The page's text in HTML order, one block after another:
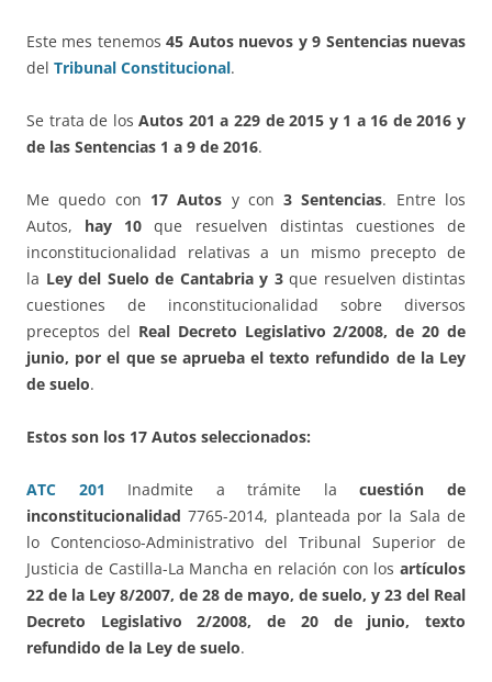
Este mes tenemos45 Autos nuevos y 9 Sentencias nuevas
del Tribunal Constitucional.
Se trata de losAutos 201 a 229 de 2015 y 1 a 16 de 2016 y
de las Sentencias 1 a 9 de 2016.
Me quedo con 17 Autos y con3 Sentencias. Entre los
Autos, hay 10 que resuelven distintas cuestiones de
inconstitucionalidad relativas a un mismo precepto de
la Ley del Suelo de Cantabria y 3 que resuelven distintas
cuestiones de inconstitucionalidad sobre diversos
preceptos del Real Decreto Legislativo 2/2008, de 20 de
junio, por el que se aprueba el texto refundido de la Ley
de suelo.
Estos son los 17 Autos seleccionados:
ATC 201 Inadmite a trámite lacuestión de
inconstitucionalidad 7765-2014, planteada por la Sala de
lo Contencioso-Administrativo del Tribunal Superior de
Justicia de Castilla-La Mancha en relación con los artículos
22 de la Ley 8/2007, de 28 de mayo, de suelo, y 23 del Real
Decreto Legislativo 2/2008, de 20 de junio, texto
refundido de la Ley de suelo.